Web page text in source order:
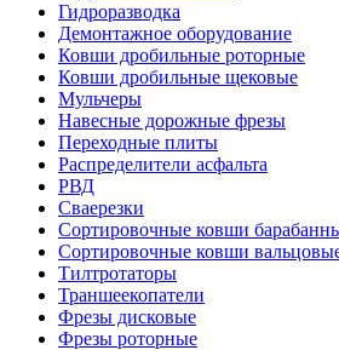
Гидроразводка
Демонтажное оборудование
Ковши дробильные роторные
Ковши дробильные щековые
Мульчеры
Навесные дорожные фрезы
Переходные плиты
Распределители асфальта
РВД
Сваерезки
Сортировочные ковши
Сортировочные ковши
Тилтротаторы
Траншеекопатели
Фрезы дисковые
Фрезы роторные